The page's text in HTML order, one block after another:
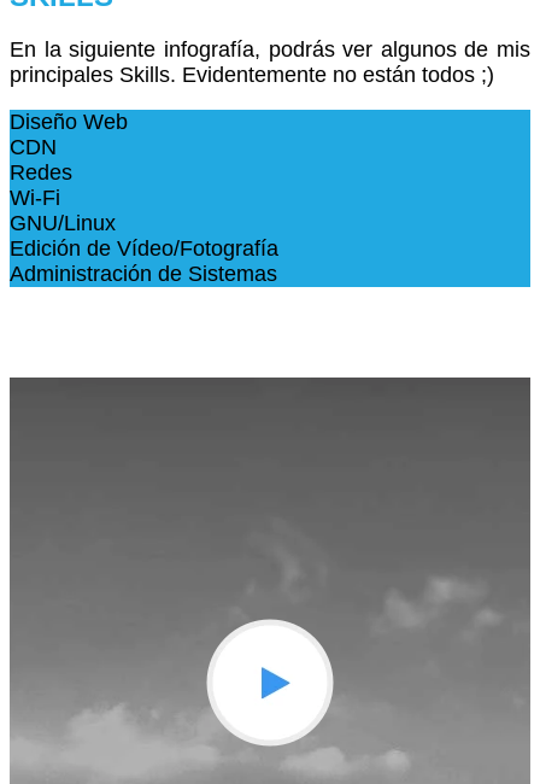
En la siguiente infografía, podrás ver algunos de mis
principales Skills. Evidentemente no están todos ;)
Diseño Web
CDN
Redes
Wi-Fi
GNU/Linux
Edición de Vídeo/Fotografía
Administración de Sistemas